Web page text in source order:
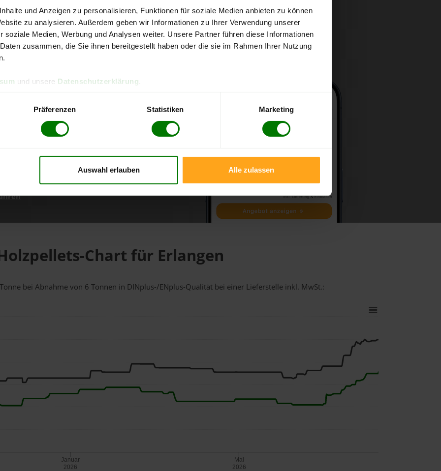
und Anzeigen zu personalisieren, Funktionen für soziale Medien anbieten zu können
zu analysieren. Außerdem geben wir Informationen zu Ihrer Verwendung unserer
soziale Medien, Werbung und Analysen weiter. Unsere Partner führen diese Informationen
zusammen, die Sie ihnen bereitgestellt haben oder die sie im Rahmen Ihrer Nutzung
und unsere Datenschutzerklärung
Präferenzen Statistiken Marketing
Auswahl erlauben Alle zulassen
kostenlose
direkt online bestellen
aktuellen Stand
Chart für Erlangen
bei Abnahmevon 6 Tonnen in DINplus-/ENplus-Qualität bei einer Lieferstelle inkl. MwSt.:
Januar
2026
Mai
2026